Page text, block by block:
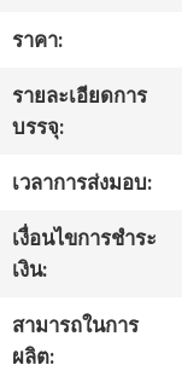
ควบคุม
คุณภาพ
ติดต่อ
ราคา:
รายละเอียดการ
บรรจุ:
เวลาการส่งมอบ:
เงื่อนไขการชำระ
เงิน:
สามารถในการ
ผลิต: